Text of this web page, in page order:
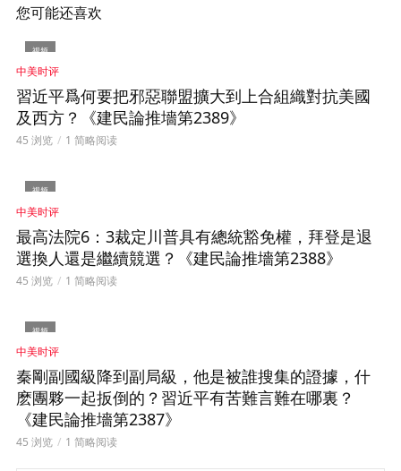
您可能还喜欢
视频
中美时评
習近平爲何要把邪惡聯盟擴大到上合組織對抗美國
及西方？《建民論推墻第2389》
45 浏览 1 简略阅读
视频
中美时评
最高法院6：3裁定川普具有總統豁免權，拜登是退
選換人還是繼續競選？《建民論推墻第2388》
45 浏览 1 简略阅读
视频
中美时评
秦剛副國級降到副局級，他是被誰搜集的證據，什
麽團夥一起扳倒的？習近平有苦難言難在哪裏？
《建民論推墻第2387》
45 浏览 1 简略阅读